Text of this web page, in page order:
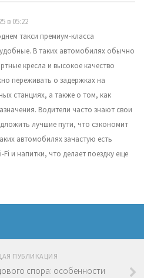
в 05:22
такси премиум-класса
В таких автомобилях обычно
кресла и высокое качество
переживать о задержках на
станциях, а также о том, как
Водители часто знают свои
лучшие пути, что сэкономит
автомобилях зачастую есть
Fi и напитки, что делает поездку еще
ПУБЛИКАЦИЯ
спора: особенности